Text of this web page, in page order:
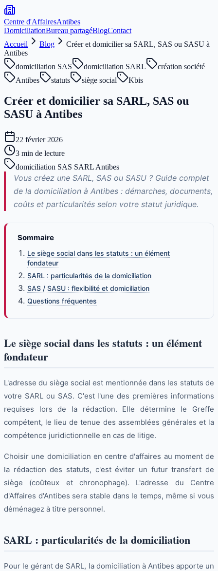
Centre d'AffairesAntibes
DomiciliationBureau partagéBlogContact
Accueil
Blog
Créer et domicilier sa SARL, SAS ou SASU à
Antibes
domiciliation SAS
domiciliation SARL
création société
Antibes
statuts siège social Kbis
Créer et domicilier sa SARL, SAS ou
SASU à Antibes
22 février 2026
3 min de lecture
domiciliation SAS SARL Antibes
Vous créez une SARL, SAS ou SASU ? Guide complet
de la domiciliation à Antibes : démarches, documents,
coûts et particularités selon votre statut juridique.
Sommaire
Le siège social dans les statuts : un élément
fondateur
SARL : particularités de la domiciliation
SAS / SASU : flexibilité et domiciliation
Questions fréquentes
Le siège social dans les statuts : un élément
fondateur
L'adresse du siège social est mentionnée dans les statuts de
votre SARL ou SAS. C'est l'une des premières informations
requises lors de la rédaction. Elle détermine le Greffe
compétent, le lieu de tenue des assemblées générales et la
compétence juridictionnelle en cas de litige.
Choisir une domiciliation en centre d'affaires au moment de
la rédaction des statuts, c'est éviter un futur transfert de
siège (coûteux et chronophage). L'adresse du Centre
d'Affaires d'Antibes sera stable dans le temps, même si vous
déménagez à titre personnel.
SARL : particularités de la domiciliation
Pour le gérant de SARL, la domiciliation à Antibes apporte un